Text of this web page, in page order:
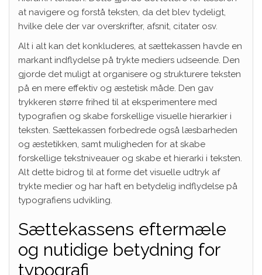
at navigere og forstå teksten, da det blev tydeligt,
hvilke dele der var overskrifter, afsnit, citater osv.
Alt i alt kan det konkluderes, at sættekassen havde en
markant indflydelse på trykte mediers udseende. Den
gjorde det muligt at organisere og strukturere teksten
på en mere effektiv og æstetisk måde. Den gav
trykkeren større frihed til at eksperimentere med
typografien og skabe forskellige visuelle hierarkier i
teksten. Sættekassen forbedrede også læsbarheden
og æstetikken, samt muligheden for at skabe
forskellige tekstniveauer og skabe et hierarki i teksten.
Alt dette bidrog til at forme det visuelle udtryk af
trykte medier og har haft en betydelig indflydelse på
typografiens udvikling.
Sættekassens eftermæle
og nutidige betydning for
typografi